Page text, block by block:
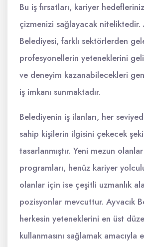
Bu iş fırsatları, kariyer
çizmenizi sağlayacak niteliktedir.
Belediyesi, farklı sektörlerden
profesyonellerin yeteneklerini
ve deneyim kazanabilecekleri
iş imkanı sunmaktadır.
Belediyenin iş ilanları, her
sahip kişilerin ilgisini çekecek
tasarlanmıştır. Yeni mezun
programları, henüz kariyer
olanlar için ise çeşitli uzmanlık
pozisyonlar mevcuttur. Ayvacık
herkesin yeteneklerini en üst
kullanmasını sağlamak amacıyla